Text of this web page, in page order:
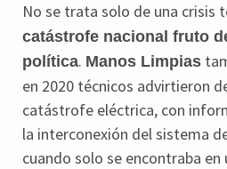
No se trata solo de una crisis
catástrofe nacional fruto
política. Manos Limpias
en 2020 técnicos advirtieron
catástrofe eléctrica, con
la interconexión del sistema
cuando solo se encontraba en